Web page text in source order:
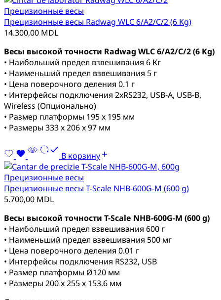
Прецизионные весы
Прецизионные весы Radwag WLC 6/A2/C/2 (6 Kg)
14.300,00 MDL
Весы высокой точности Radwag WLC 6/A2/C/2 (6 Kg)
• Наибольший предел взвешивания 6 Кг
• Наименьший предел взвешивания 5 г
• Цена поверочного деления 0.1 г
• Интерфейсы подключения 2xRS232, USB-A, USB-B,
Wireless (Опционально)
• Размер платформы 195 x 195 мм
• Размеры 333 x 206 x 97 мм
В корзину
Прецизионные весы
Прецизионные весы T-Scale NHB-600G-M (600 g)
5.700,00 MDL
Весы высокой точности T-Scale NHB-600G-M (600 g)
• Наибольший предел взвешивания 600 г
• Наименьший предел взвешивания 500 мг
• Цена поверочного деления 0.01 г
• Интерфейсы подключения RS232, USB
• Размер платформы Ø120 мм
• Размеры 200 x 255 x 153.6 мм